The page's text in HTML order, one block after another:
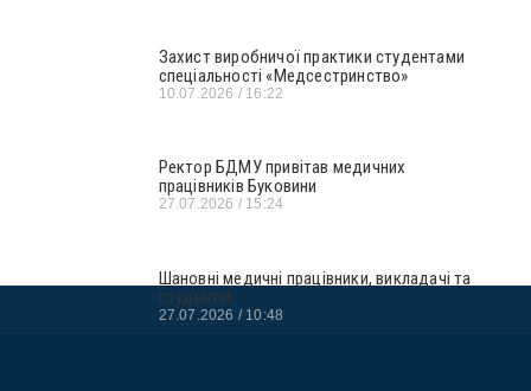
Захист виробничої практики студентами
спеціальності «Медсестринство»
10.07.2026 16:22
Ректор БДМУ привітав медичних
працівників Буковини
27.07.2026 15:24
Шановні медичні працівники, викладачі та
студенти!
27.07.2026 10:48